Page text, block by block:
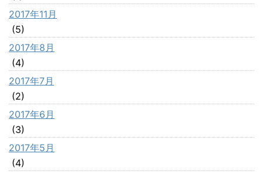
2017年11月
(5)
2017年8月
(4)
2017年7月
(2)
2017年6月
(3)
2017年5月
(4)